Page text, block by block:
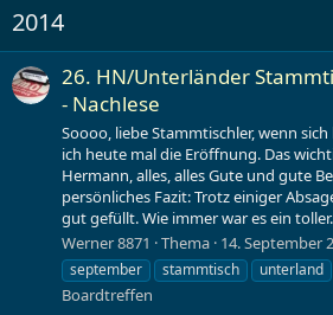
2014
26. HN/Unterländer
- Nachlese
Soooo, liebe Stammtischler, wenn
ich heute mal die Eröffnung. Das
Hermann, alles, alles Gute und gute
persönliches Fazit: Trotz einiger
gut gefüllt. Wie immer war es ein
Werner 8871
Thema 14. September
september
stammtisch unterland
Boardtreffen